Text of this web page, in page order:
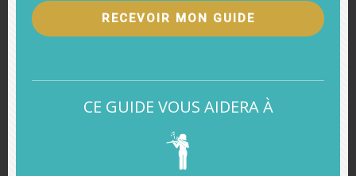
respiration. Respirez normalement, comme vous le faites
en étant allongé.
SI vous souhaitez en savoir davantage sur la respiration
abdominale, regardez cette vidéo dans laquelle je livre tous
RECEVOIR MON GUIDE
CE GUIDE VOUS AIDERA À